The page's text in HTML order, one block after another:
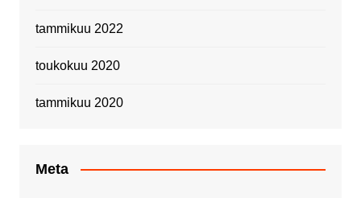
tammikuu 2022
toukokuu 2020
tammikuu 2020
Meta